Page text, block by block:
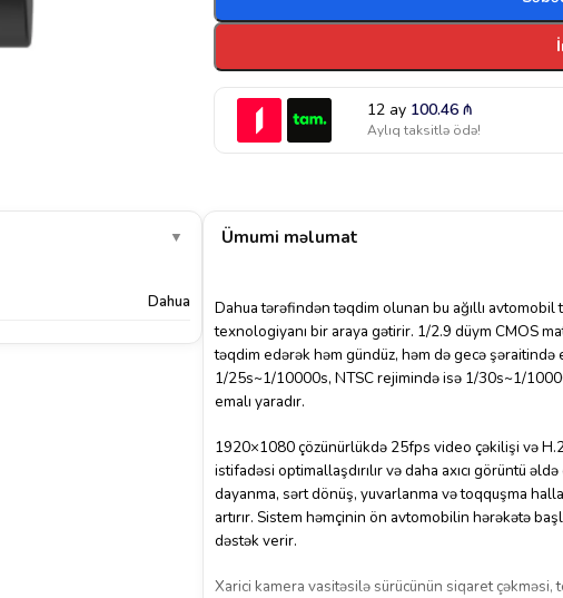
12 ay 100.46₼
Aylıq taksitlə ödə!
▼
Dahua
Ümumi məlumat
Dahuatərəfindən təqdim olunan bu ağıllı
texnologiyanı bir araya gətirir. 1/2.9 düym CMOS
təqdim edərək həm gündüz, həm də gecə
1/25s~1/10000s, NTSC rejimində isə 1/30s~1/
emalı yaradır.
1920×1080 çözünürlükdə 25fps video çəkilişi və
istifadəsi optimallaşdırılır və daha axıcı görüntü
dayanma, sərt dönüş, yuvarlanma və toqquşma
artırır. Sistem həmçinin ön avtomobilin hərəkətə
dəstək verir.
Xarici kamera vasitəsilə sürücünün siqaret çəkməsi,